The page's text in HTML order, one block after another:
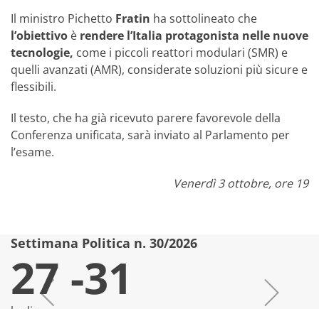
Il ministro Pichetto Fratin ha sottolineato che
l’obiettivo è rendere l’Italia protagonista nelle nuove
tecnologie, come i piccoli reattori modulari (SMR) e
quelli avanzati (AMR), considerate soluzioni più sicure e
flessibili.
Il testo, che ha già ricevuto parere favorevole della
Conferenza unificata, sarà inviato al Parlamento per
l’esame.
Venerdì 3 ottobre, ore 19
Settimana Politica n. 30/2026
27 -31